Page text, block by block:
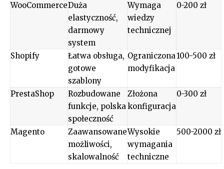
WooCommerceDuża
elastyczność,
darmowy
system
Wymaga
wiedzy
technicznej
0-200 zł
Shopify
Łatwa obsługa,
gotowe
szablony
Ograniczona
modyfikacja
100-500 zł
PrestaShop
Rozbudowane
funkcje, polska
społeczność
Złożona
konfiguracja
0-300 zł
Magento
Zaawansowane
możliwości,
skalowalność
Wysokie
wymagania
techniczne
500-2000 zł